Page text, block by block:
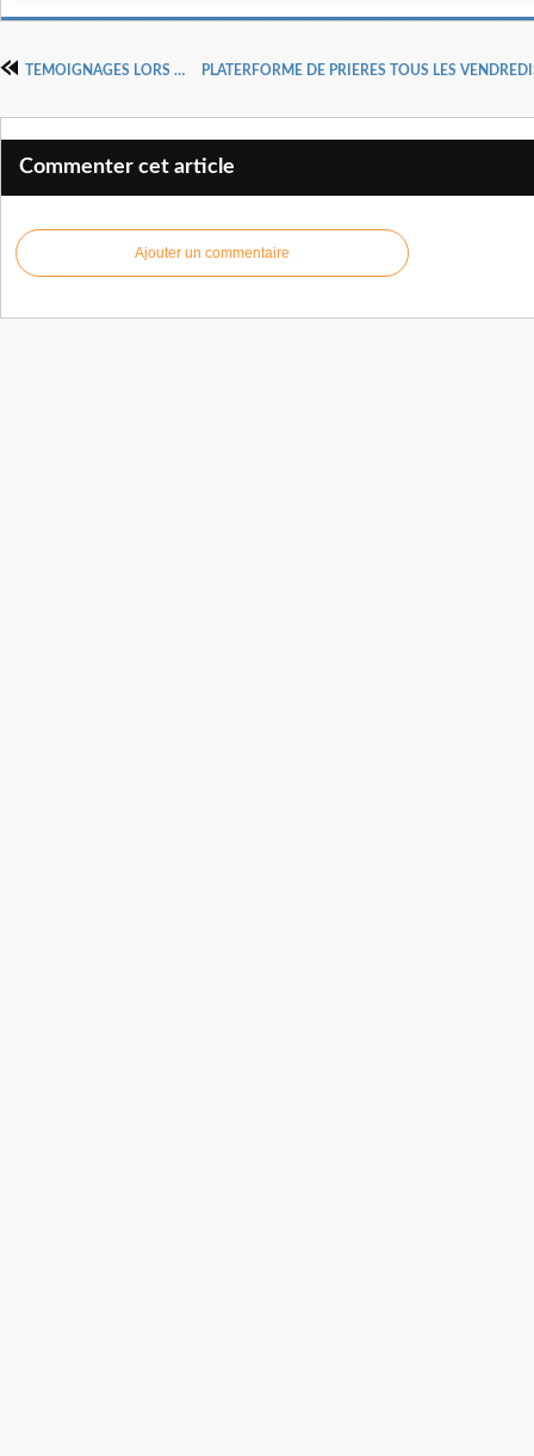
TEMOIGNAGES LORS DU CULTE DE NOEL DE L'EGLISE MIDEGUEM
Commenter cet article
Ajouter un commentaire